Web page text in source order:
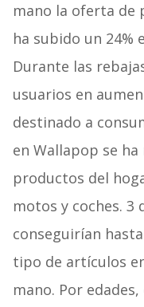
mano la oferta de
ha subido un 24%
Durante las
usuarios en
destinado a
en Wallapop se
productos del
motos y coches. 3
conseguirían
tipo de artículos
mano. Por